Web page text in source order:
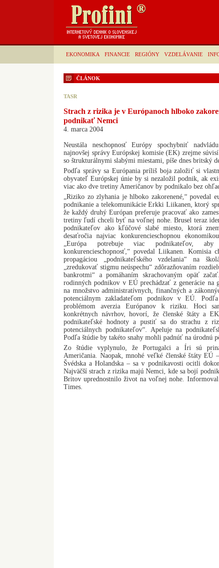
EKONOMIKA FINANCIE REGIÓNY VZDELÁVANIE
ČLÁNOK
TASR
Strach z rizika je v Európanoch hlboko
podnikať Nemci
4. marca 2004
Neustála neschopnosť Európy spochybniť
najnovšej správy Európskej komisie (EK) zrejme
so štrukturálnymi slabými miestami, píše dnes britský
Podľa správy sa Európania príliš boja založiť si
obyvateľ Európskej únie by si nezaložil podnik, ak
viac ako dve tretiny Američanov by podnikalo bez
„Riziko zo zlyhania je hlboko zakorenené,“ povedal
podnikanie a telekomunikácie Erkki Liikanen, ktorý
že každý druhý Európan preferuje pracovať ako
tretiny ľudí chceli byť na voľnej nohe. Brusel teraz
podnikateľov ako kľúčové slabé miesto, ktorá
desaťročia najviac konkurencieschopnou
„Európa potrebuje viac podnikateľov,
konkurencieschopnosť,“ povedal Liikanen. Komisia
propagáciou „podnikateľského vzdelania“ na
„zredukovať stigmu neúspechu“ zdôrazňovaním
bankrotmi“ a pomáhaním skrachovaným opäť
rodinných podnikov v EÚ prechádzať z generácie na
na množstvo administratívnych, finančných a
potenciálnym zakladateľom podnikov v EÚ.
problémom averzia Európanov k riziku. Hoci
konkrétnych návrhov, hovorí, že členské štáty a
podnikateľské hodnoty a pustiť sa do strachu z
potenciálnych podnikateľov“. Apeluje na
Podľa štúdie by takéto snahy mohli padnúť na úrodnú
Zo štúdie vyplynulo, že Portugalci a Íri sú
Američania. Naopak, mnohé veľké členské štáty EÚ
Švédska a Holandska – sa v podnikavosti ocitli
Najväčší strach z rizika majú Nemci, kde sa bojí
Britov uprednostnilo život na voľnej nohe.
Times.